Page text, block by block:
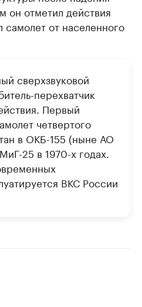
он отметил действия
от населенного
сверхзвуковой
перехватчик
Первый
четвертого
в ОКБ-155 (ныне АО
25 в 1970-х годах.
ВКС России